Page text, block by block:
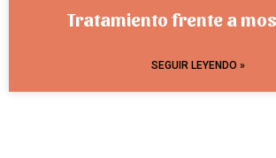
Tratamiento frente a
SEGUIR LEYENDO »